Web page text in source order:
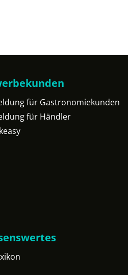
für Gastronomiekunden
für Händler